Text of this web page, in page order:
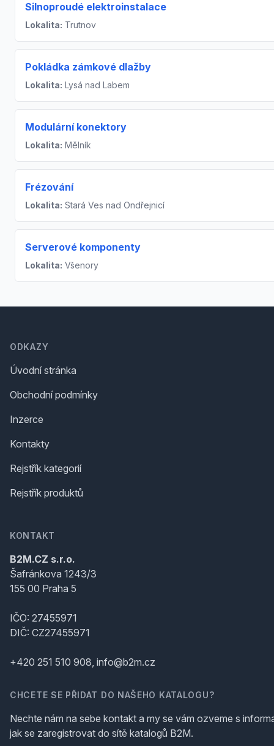
Silnoproudé elektroinstalace
Lokalita: Trutnov
Pokládka zámkové dlažby
Lokalita: Lysá nad Labem
Modulární konektory
Lokalita: Mělník
Frézování
Lokalita: Stará Ves nad Ondřejnicí
Serverové komponenty
Lokalita: Všenory
ODKAZY
Úvodní stránka
Obchodní podmínky
Inzerce
Kontakty
Rejstřík kategorií
Rejstřík produktů
KONTAKT
B2M.CZ s.r.o.
Šafránkova 1243/3
155 00 Praha 5
IČO: 27455971
DIČ: CZ27455971
+420 251 510 908, info@b2m.cz
CHCETE SE PŘIDAT DO NAŠEHO KATALOGU?
Nechte nám na sebe kontakt a my se vám ozveme s
jak se zaregistrovat do sítě katalogů B2M.